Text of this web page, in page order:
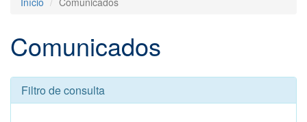
Comunicados
Filtro de consulta